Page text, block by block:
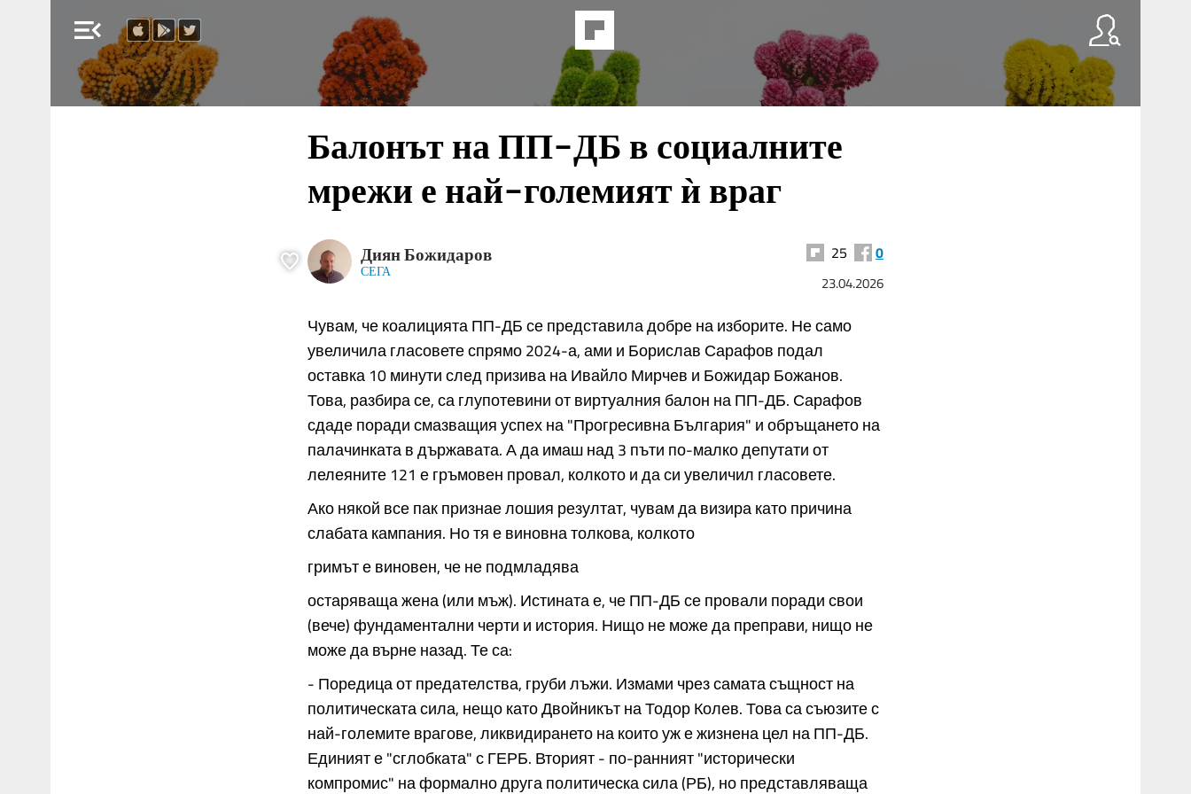
menu_open
Балонът на ПП-ДБ в социалните
мрежи е най-големият ѝ враг
Диян Божидаров
СЕГА
25 0
23.04.2026
Чувам, че коалицията ПП-ДБ се представила добре на изборите. Не само
увеличила гласовете спрямо 2024-а, ами и Борислав Сарафов подал
оставка 10 минути след призива на Ивайло Мирчев и Божидар Божанов.
Това, разбира се, са глупотевини от виртуалния балон на ПП-ДБ. Сарафов
сдаде поради смазващия успех на "Прогресивна България" и обръщането на
палачинката в държавата. А да имаш над 3 пъти по-малко депутати от
лелеяните 121 е гръмовен провал, колкото и да си увеличил гласовете.
Ако някой все пак признае лошия резултат, чувам да визира като причина
слабата кампания. Но тя е виновна толкова, колкото
гримът е виновен, че не подмладява
остаряваща жена (или мъж). Истината е, че ПП-ДБ се провали поради свои
(вече) фундаментални черти и история. Нищо не може да преправи, нищо не
може да върне назад. Те са:
- Поредица от предателства, груби лъжи. Измами чрез самата същност на
политическата сила, нещо като Двойникът на Тодор Колев. Това са съюзите с
най-големите врагове, ликвидирането на които уж е жизнена цел на ПП-ДБ.
Единият е "сглобката" с ГЕРБ. Вторият - по-ранният "исторически
компромис" на формално друга политическа сила (РБ), но представляваща